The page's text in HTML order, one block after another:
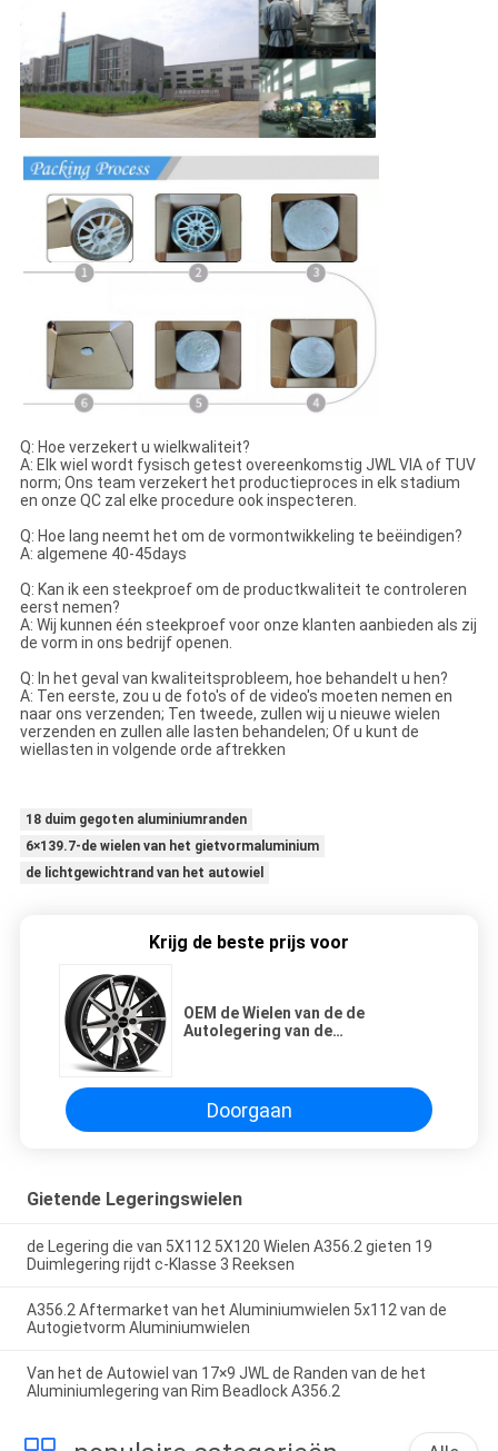
Q: Hoe verzekert u wielkwaliteit?
A: Elk wiel wordt fysisch getest overeenkomstig JWL VIA of TUV
norm; Ons team verzekert het productieproces in elk stadium
en onze QC zal elke procedure ook inspecteren.
Q: Hoe lang neemt het om de vormontwikkeling te beëindigen?
A: algemene 40-45days
Q: Kan ik een steekproef om de productkwaliteit te controleren
eerst nemen?
A: Wij kunnen één steekproef voor onze klanten aanbieden als zij
de vorm in ons bedrijf openen.
Q: In het geval van kwaliteitsprobleem, hoe behandelt u hen?
A: Ten eerste, zou u de foto's of de video's moeten nemen en
naar ons verzenden; Ten tweede, zullen wij u nieuwe wielen
verzenden en zullen alle lasten behandelen; Of u kunt de
wiellasten in volgende orde aftrekken
18 duim gegoten aluminiumranden
6×139.7-de wielen van het gietvormaluminium
de lichtgewichtrand van het autowiel
Krijg de beste prijs voor
OEM de Wielen van de de
Autolegering van de
Doorgaan
Gietende Legeringswielen
de Legering die van 5X112 5X120 Wielen A356.2 gieten 19
Duimlegering rijdt c-Klasse 3 Reeksen
A356.2 Aftermarket van het Aluminiumwielen 5x112 van de
Autogietvorm Aluminiumwielen
Van het de Autowiel van 17×9 JWL de Randen van de het
Aluminiumlegering van Rim Beadlock A356.2